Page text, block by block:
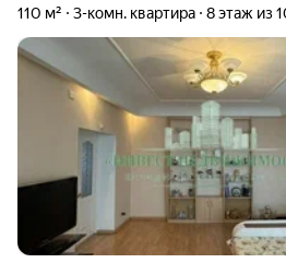
110 м² 3-комн. квартира 8 этаж из